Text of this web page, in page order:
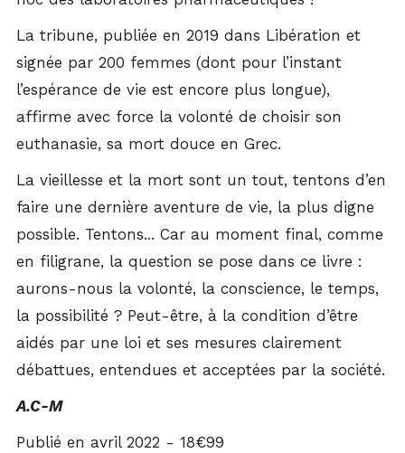
La tribune, publiée en 2019 dans Libération et
signée par 200 femmes (dont pour l’instant
l’espérance de vie est encore plus longue),
affirme avec force la volonté de choisir son
euthanasie, sa mort douce en Grec.
La vieillesse et la mort sont un tout, tentons d’en
faire une dernière aventure de vie, la plus digne
possible. Tentons... Car au moment final, comme
en filigrane, la question se pose dans ce livre :
aurons-nous la volonté, la conscience, le temps,
la possibilité ? Peut-être, à la condition d’être
aidés par une loi et ses mesures clairement
débattues, entendues et acceptées par la société.
A.C-M
Publié en avril 2022 - 18€99